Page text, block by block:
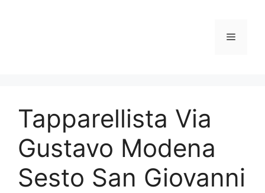
Menu
Tapparellista Via
Gustavo Modena
Sesto San Giovanni